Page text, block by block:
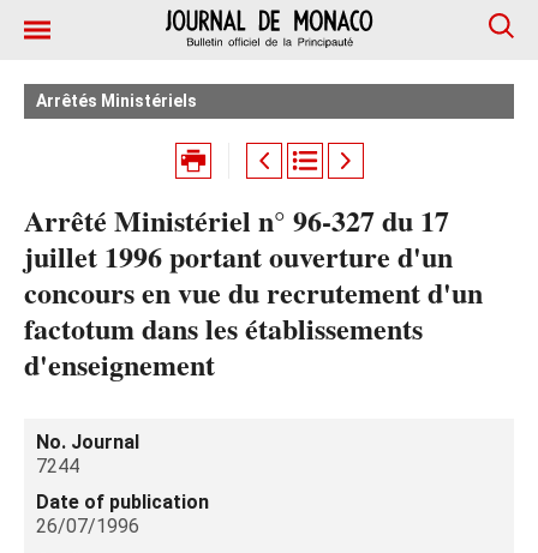
Arrêtés Ministériels
Arrêté Ministériel n° 96-327 du 17
juillet 1996 portant ouverture d'un
concours en vue du recrutement d'un
factotum dans les établissements
d'enseignement
No. Journal
7244
Date of publication
26/07/1996